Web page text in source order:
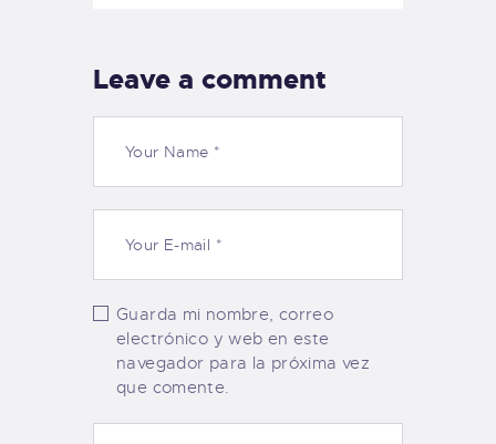
Leave a comment
Guarda mi nombre, correo
electrónico y web en este
navegador para la próxima vez
que comente.